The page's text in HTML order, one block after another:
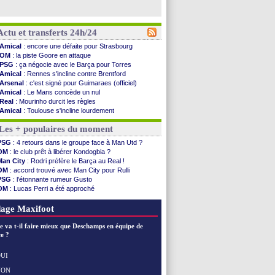
et transferts 24h/24
Amical : encore une défaite pour Strasbourg
OM : la piste Goore en attaque
PSG : ça négocie avec le Barça pour Torres
Amical : Rennes s'incline contre Brentford
Arsenal : c'est signé pour Guimaraes (officiel)
Amical : Le Mans concède un nul
Real : Mourinho durcit les règles
Amical : Toulouse s'incline lourdement
OM: Benatia et la "médiocrité" dans le club
Newcastle: Guimarães, le club se défend
: la 1ère journée à suivre en DIRECT !
PSG : une deuxième offre pour Suzuki
PSG: le groupe pour le match face à Man Utd
OM : le jour où tout a basculé pour Benatia
Heracles: Reine-Adélaïde, le sort s'acharne...
Monaco: Mawissa a gravement blessé Uche
OM : accord avec la Real Sociedad pour Aguerd
OM: Côme pousse pour Gouiri
: Caen premier leader
+ populaires du moment
: 4 retours dans le groupe face à Man Utd ?
: le club prêt à libérer Kondogbia ?
City : Rodri préfère le Barça au Real !
: accord trouvé avec Man City pour Rulli
: l'étonnante rumeur Gusto
: Lucas Perri a été approché
: Owori battu à mort à Kampala
Maxifoot
va t-il faire mieux que Deschamps en équipe de
?